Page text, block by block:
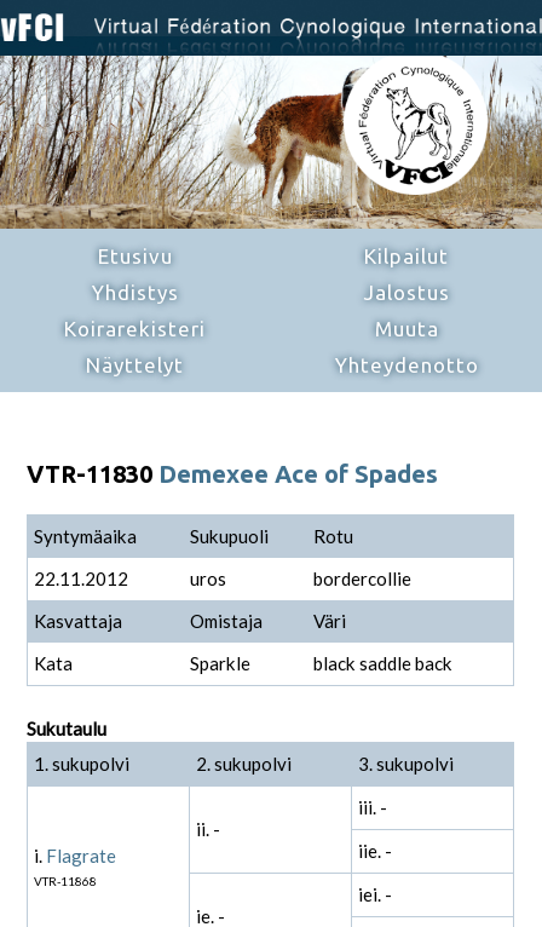
Etusivu
Yhdistys
Koirarekisteri
Näyttelyt
Kilpailut
Jalostus
Muuta
Yhteydenotto
VTR-11830 Demexee Ace of Spades
Syntymäaika Sukupuoli
Rotu
22.11.2012
uros
bordercollie
Kasvattaja
Omistaja
Väri
Kata
Sparkle black saddle back
Sukutaulu
1. sukupolvi
2. sukupolvi 3. sukupolvi
i. Flagrate
VTR-11868
ii. -
iii. -
iie. -
ie. -
iei. -